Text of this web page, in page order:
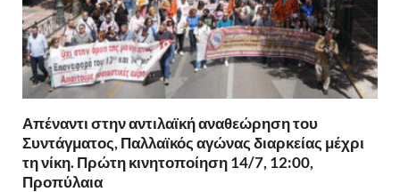
Απέναντι στην αντιλαϊκή αναθεώρηση του
Συντάγματος, Παλλαϊκός αγώνας διαρκείας μέχρι
τη νίκη. Πρώτη κινητοποίηση 14/7, 12:00,
Προπύλαια